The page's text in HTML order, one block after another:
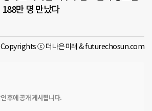
188만 명 만났다
Copyrights ⓒ 더나은미래 & futurechosun.com